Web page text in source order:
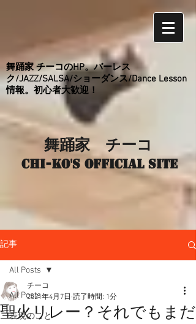
舞踊家 チーコのHP。バーレス
ク/JAZZ/SALSA/ショーダンス/Dance Lesson
情報。初心者大歓迎！
舞踊家 チーコ
Chi-ko's Official site
記事
All Posts
表現のこと
All Posts
聖火リレー？それでもまだ
チーコ
2021年4月7日 読了時間: 1分